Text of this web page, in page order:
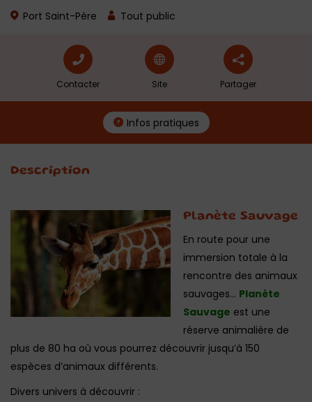
Port Saint-Père Tout public
Contacter Site Partager
Infos pratiques
Description
Planète Sauvage
En route pour une
immersion totale à la
rencontre des animaux
sauvages… Planète
Sauvage est une
réserve animalière de
plus de 80 ha où vous pourrez découvrir jusqu’à 150
espèces d’animaux différents.
Divers univers à découvrir :